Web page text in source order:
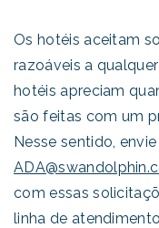
Os hotéis aceitam
razoáveis a
hotéis apreciam
são feitas com um
Nesse sentido,
com essas
linha de